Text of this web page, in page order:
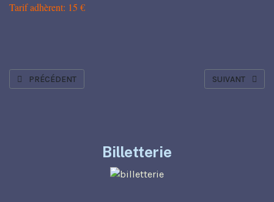
Tarif adhèrent: 15 €
ARTICLE PRÉCÉDENT : KARINE DUBERNET "CARABISTOUILLES"
PRÉCÉDENT ARTICLE
SUIVANT
Billetterie